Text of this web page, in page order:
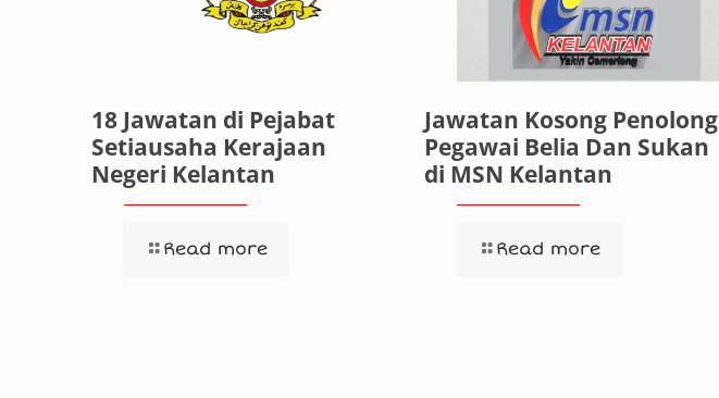
18 Jawatan di Pejabat
Setiausaha Kerajaan
Negeri Kelantan
Read more
Jawatan Kosong Penolong
Pegawai Belia Dan Sukan
di MSN Kelantan
Read more